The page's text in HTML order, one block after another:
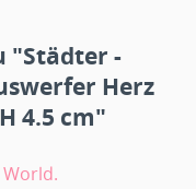
"Städter -
Herz
4.5 cm"